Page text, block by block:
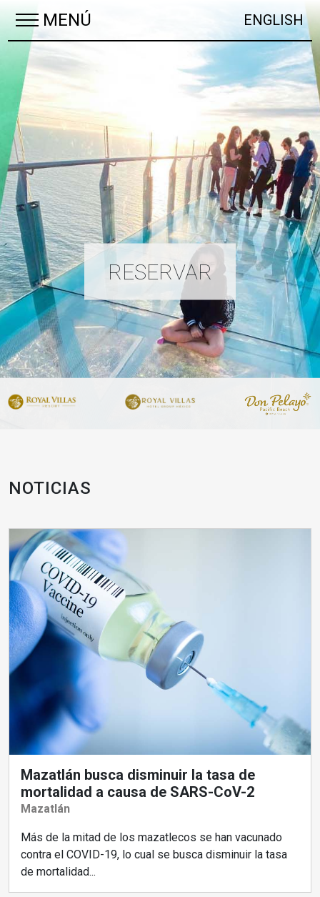
MENÚ ENGLISH
RESERVAR
NOTICIAS
Mazatlán busca disminuir la tasa de
mortalidad a causa de SARS-CoV-2
Mazatlán
Más de la mitad de los mazatlecos se han vacunado
contra el COVID-19, lo cual se busca disminuir la tasa
de mortalidad...